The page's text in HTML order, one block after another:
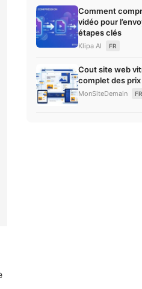
Comment
vidéo pour
étapes clés
Klipa AI FR
Cout site web
complet des prix
MonSiteDemain FR